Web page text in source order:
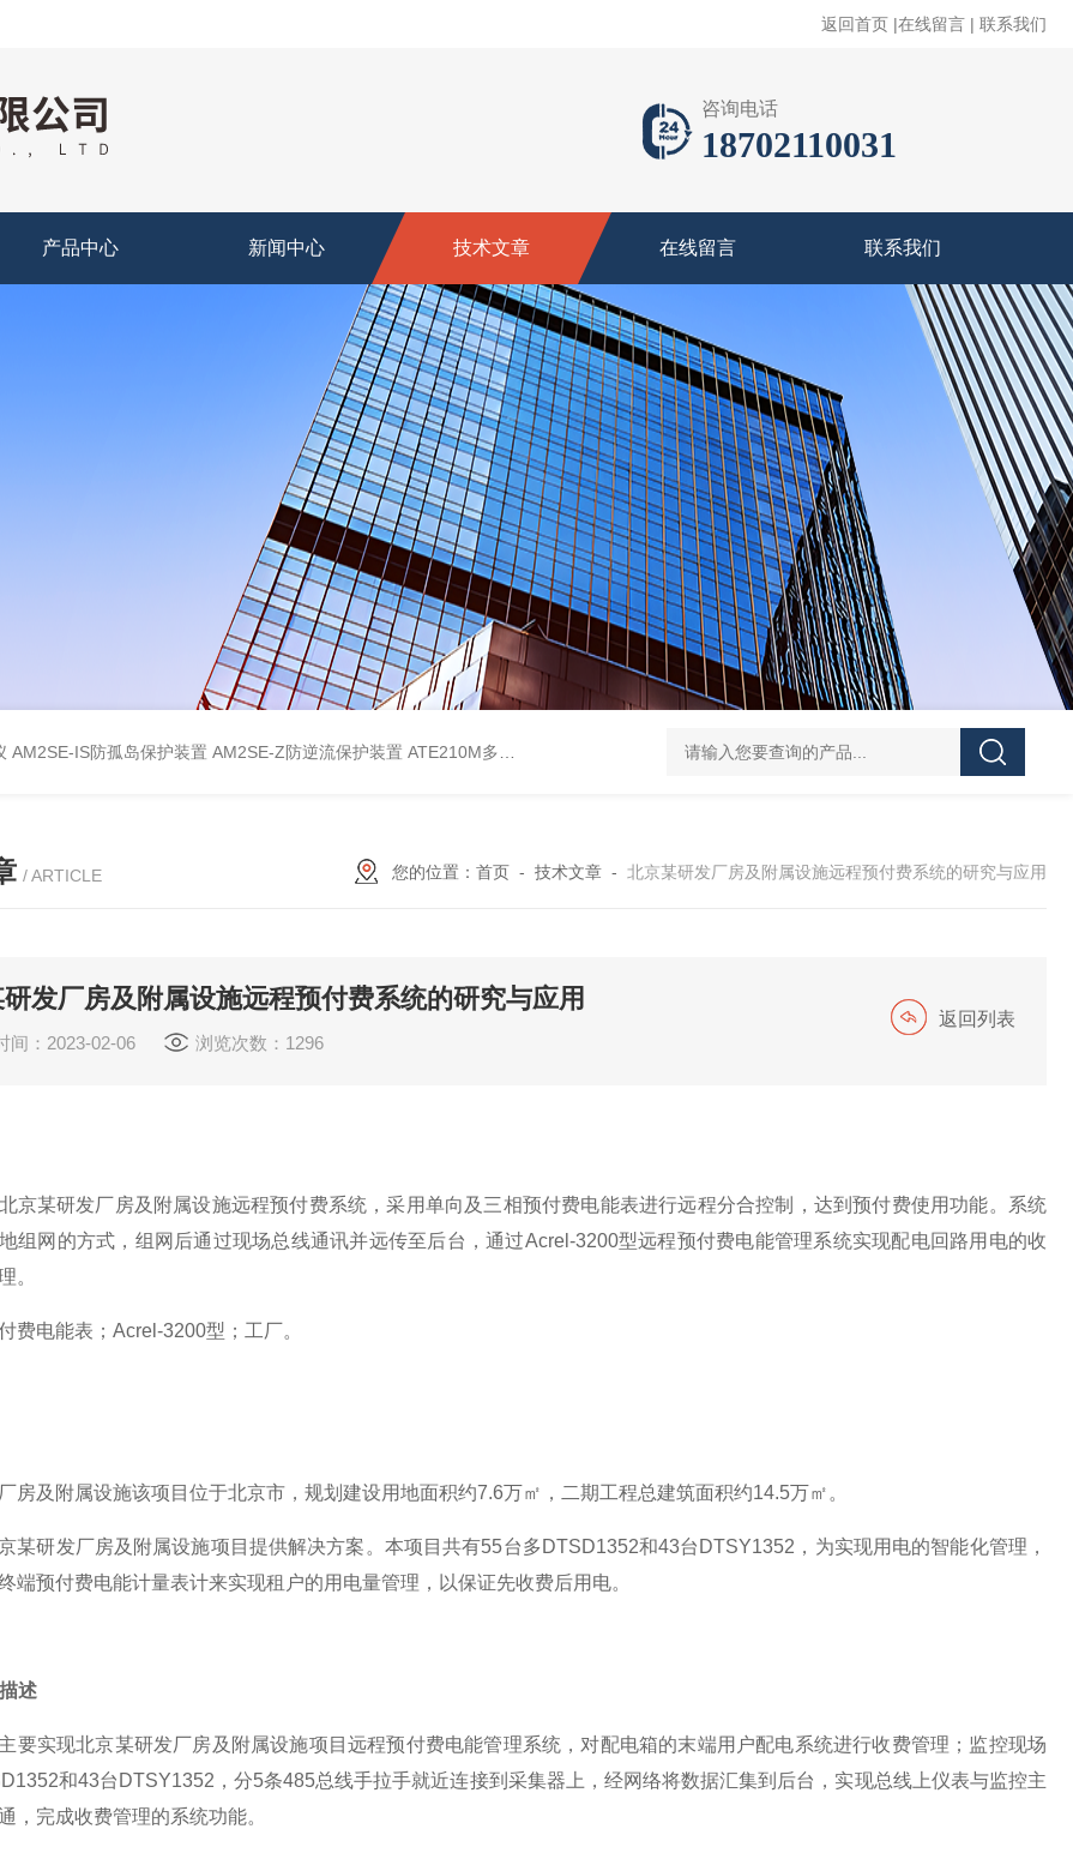
返回首页 |在线留言 | 联系我们
咨询电话
18702110031
产品中心 新闻中心 技术文章 在线留言 联系我们
AM2SE-IS防孤岛保护装置 AM2SE-Z防逆流保护装置 ATE210M多回路复合型温度传感器 ATE210S单回路复合型温度传感器 DJSF1352-D-
/ ARTICLE 您的位置： 首页 - 技术文章 - 北京某研发厂房及附属设施远程预付费系统的研究与应用
发厂房及附属设施远程预付费系统的研究与应用
间：2023-02-06 浏览次数：1296
返回列表
京某研发厂房及附属设施远程预付费系统，采用单向及三相预付费电能表进行远程分合控制，达到预付费使用功能。系统
组网的方式，组网后通过现场总线通讯并远传至后台，通过Acrel-3200型远程预付费电能管理系统实现配电回路用电的收
。
费电能表；Acrel-3200型；工厂。
房及附属设施该项目位于北京市，规划建设用地面积约7.6万㎡，二期工程总建筑面积约14.5万㎡。
某研发厂房及附属设施项目提供解决方案。本项目共有55台多DTSD1352和43台DTSY1352，为实现用电的智能化管理，
端预付费电能计量表计来实现租户的用电量管理，以保证先收费后用电。
述
要实现北京某研发厂房及附属设施项目远程预付费电能管理系统，对配电箱的末端用户配电系统进行收费管理；监控现场
和43台DTSY1352，分5条485总线手拉手就近连接到采集器上，经网络将数据汇集到后台，实现总线上仪表与监控主
，完成收费管理的系统功能。